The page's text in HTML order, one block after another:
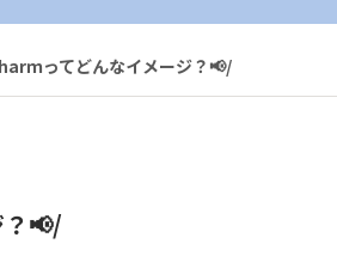
ｍってどんなイメージ？📢/
📢/